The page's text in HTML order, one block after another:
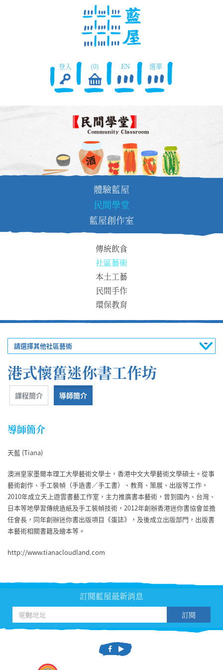
登入 (0) EN 選單
體驗藍屋
民間學堂
藍屋創作室
傳統飲食
社區藝術
本土工藝
民間手作
環保教育
請選擇其他社區藝術
港式懷舊迷你書工作坊
課程簡介 導師簡介
導師簡介
天藍 (Tiana)
澳洲皇家墨爾本理工大學藝術文學士，香港中文大學藝術文學碩士。從事
藝術創作、手工裝幀（手造書／手工書）、教育、策展、出版等工作，
2010年成立天上遊雲書藝工作室，主力推廣書本藝術，曾到國內、台灣、
日本等地學習傳統造紙及手工裝幀技術，2012年創辦香港迷你書協會並擔
任會長，同年創辦迷你書出版項目《蛋誌》，及後成立出版部門，出版書
本藝術相關書籍及繪本等。
http://www.tianacloudland.com
訂閱藍屋最新消息
訂閱